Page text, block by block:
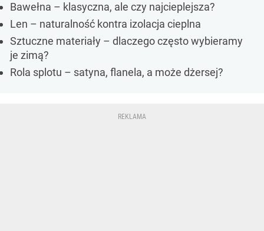
Bawełna – klasyczna, ale czy najcieplejsza?
Len – naturalność kontra izolacja cieplna
Sztuczne materiały – dlaczego często wybieramy
je zimą?
Rola splotu – satyna, flanela, a może dżersej?